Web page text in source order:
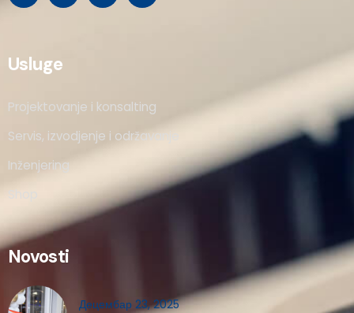
Usluge
Projektovanje i konsalting
Servis, izvodjenje i održavanje
Inženjering
Shop
Novosti
Децембар 23, 2025